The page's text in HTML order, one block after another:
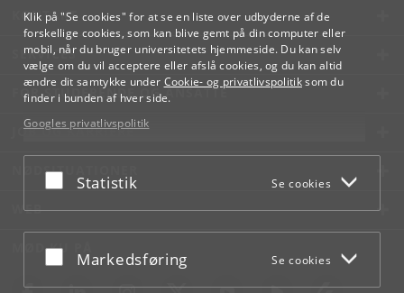
Klik på "Se cookies" for at se en liste over udbyderne af de
forskellige cookies, som kan blive gemt på din computer eller
mobil, når du bruger universitetets hjemmeside. Du kan selv
vælge om du vil acceptere eller afslå cookies, og du kan altid
ændre dit samtykke under Cookie- og privatlivspolitiksom du
finder i bunden af hver side.
Googles privatlivspolitik
Acceptér eller afslå
Statistik Se cookies
Acceptér eller afslå
Markedsføring Se cookies
KONTAKT
SERVICES
FOR STUDERENDE OG ANSATTE
JOB OG KARRIERE
NØDSITUATIONER
WEB
MØD KU PÅ